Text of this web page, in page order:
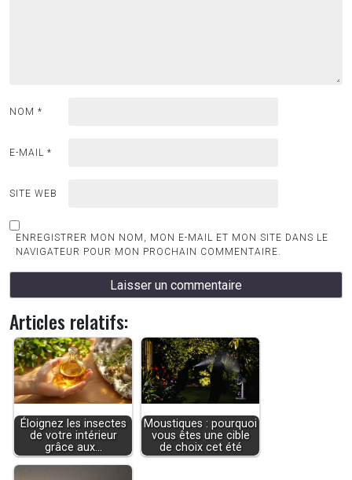
NOM *
E-MAIL *
SITE WEB
ENREGISTRER MON NOM, MON E-MAIL ET MON SITE DANS LE
NAVIGATEUR POUR MON PROCHAIN COMMENTAIRE.
Articles relatifs:
Éloignez les insectes
de votre intérieur
grâce aux…
Moustiques : pourquoi
vous êtes une cible
de choix cet été